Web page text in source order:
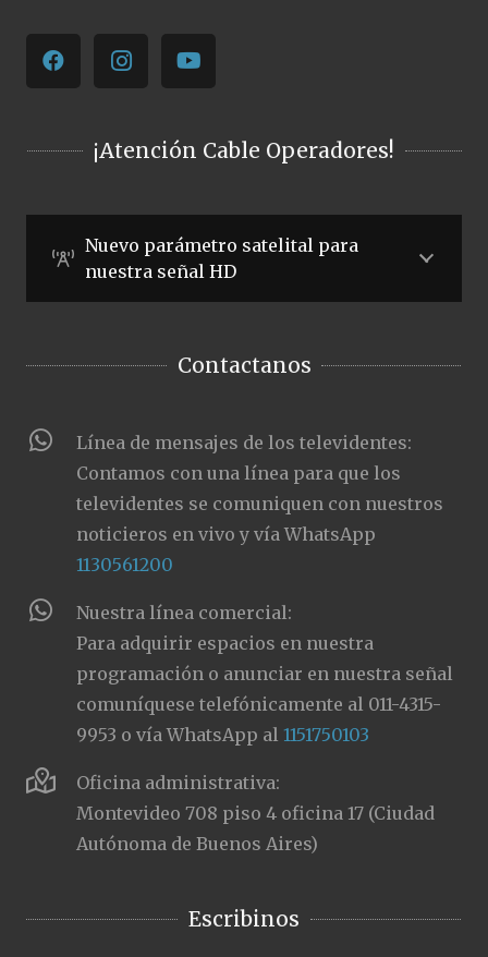
¡Atención Cable Operadores!
Nuevo parámetro satelital para
nuestra señal HD
Contactanos
Línea de mensajes de los televidentes:
Contamos con una línea para que los
televidentes se comuniquen con nuestros
noticieros en vivo y vía WhatsApp
1130561200
Nuestra línea comercial:
Para adquirir espacios en nuestra
programación o anunciar en nuestra señal
comuníquese telefónicamente al 011-4315-
9953 o vía WhatsApp al1151750103
Oficina administrativa:
Montevideo 708 piso 4 oficina 17 (Ciudad
Autónoma de Buenos Aires)
Escribinos